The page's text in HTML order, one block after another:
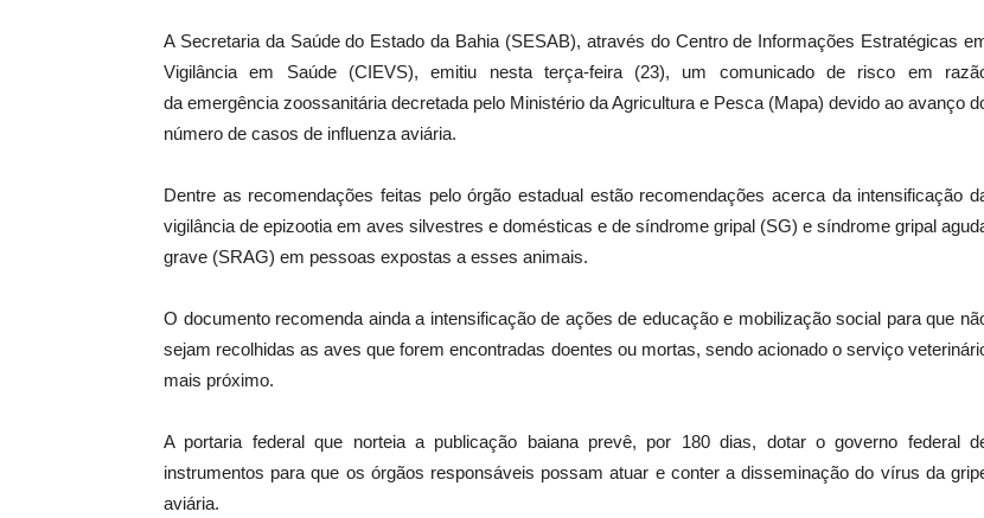
A Secretaria da Saúde do Estado da Bahia (SESAB), através do Centro de Informações Estratégicas
Vigilância em Saúde (CIEVS), emitiu nesta terça-feira (23), um comunicado de risco em
da emergência zoossanitária decretada pelo Ministério da Agricultura e Pesca (Mapa) devido ao avanço
número de casos de influenza aviária.
Dentre as recomendações feitas pelo órgão estadual estão recomendações acerca da intensificação
vigilância de epizootia em aves silvestres e domésticas e de síndrome gripal (SG) e síndrome gripal
grave (SRAG) em pessoas expostas a esses animais.
O documento recomenda ainda a intensificação de ações de educação e mobilização social para que
sejam recolhidas as aves que forem encontradas doentes ou mortas, sendo acionado o serviço
mais próximo.
A portaria federal que norteia a publicação baiana prevê, por 180 dias, dotar o governo federal
instrumentos para que os órgãos responsáveis possam atuar e conter a disseminação do vírus da
aviária.